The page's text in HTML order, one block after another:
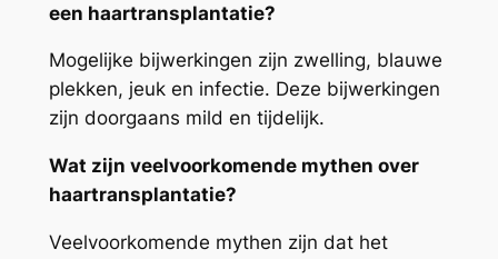
een haartransplantatie?
Mogelijke bijwerkingen zijn zwelling, blauwe
plekken, jeuk en infectie. Deze bijwerkingen
zijn doorgaans mild en tijdelijk.
Wat zijn veelvoorkomende mythen over
haartransplantatie?
Veelvoorkomende mythen zijn dat het